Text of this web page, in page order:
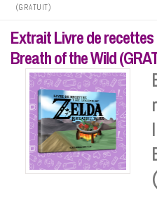
(GRATUIT)
Extrait Livre de
Breath of the Wild